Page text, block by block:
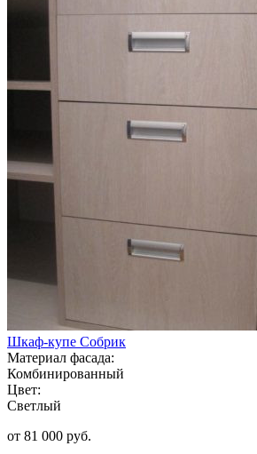
Шкаф-купе Собрик
Материал фасада:
Комбинированный
Цвет:
Светлый
от 81 000 руб.